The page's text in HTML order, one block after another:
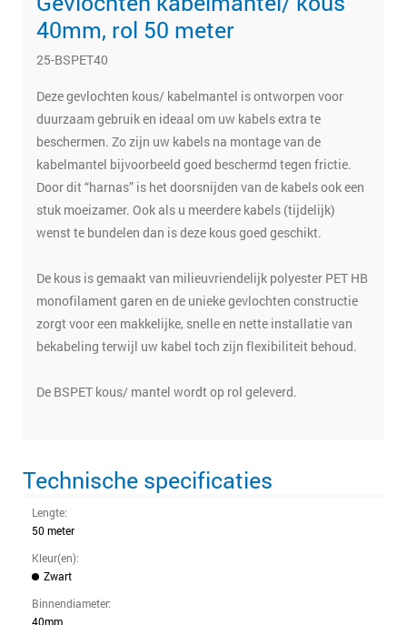
40mm, rol 50 meter
25-BSPET40
Deze gevlochten kous/ kabelmantel is ontworpen voor
duurzaam gebruik en ideaal om uw kabels extra te
beschermen. Zo zijn uw kabels na montage van de
kabelmantel bijvoorbeeld goed beschermd tegen frictie.
Door dit “harnas” is het doorsnijden van de kabels ook een
stuk moeizamer. Ook als u meerdere kabels (tijdelijk)
wenst te bundelen dan is deze kous goed geschikt.
De kous is gemaakt van milieuvriendelijk polyester PET HB
monofilament garen en de unieke gevlochten constructie
zorgt voor een makkelijke, snelle en nette installatie van
bekabeling terwijl uw kabel toch zijn flexibiliteit behoud.
De BSPET kous/ mantel wordt op rol geleverd.
Technische specificaties
Lengte:
50 meter
Kleur(en):
Zwart
Binnendiameter:
40mm